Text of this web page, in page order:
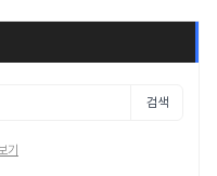
검색
기